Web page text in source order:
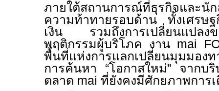
ภายใต้สถานการณ์ที่ธุรกิจและนั
ความท้าทายรอบด้าน ทั้งเศรษ
เงิน รวมถึงการเปลี่ยนแปล
พฤติกรรมผู้บริโภค งาน mai
พื้นที่แห่งการแลกเปลี่ยนมุมมองท
การค้นหา “โอกาสใหม่” จากบ
ตลาด mai ที่ยังคงมีศักยภาพการ